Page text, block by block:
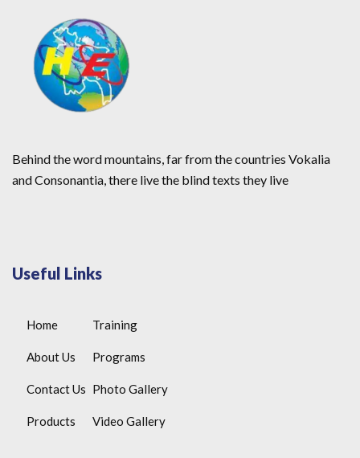
Behind the word mountains, far from the countries Vokalia
and Consonantia, there live the blind texts they live
Useful Links
Home
About Us
Contact Us
Products
Training
Programs
Photo Gallery
Video Gallery